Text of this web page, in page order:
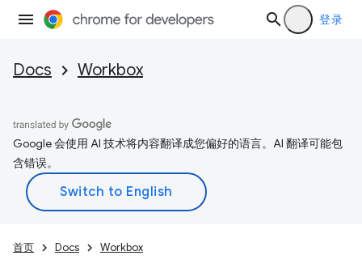
登录
Docs Workbox
Google 会使用 AI 技术将内容翻译成您偏好的语言。AI 翻译可能包
含错误。
首页 Docs Workbox